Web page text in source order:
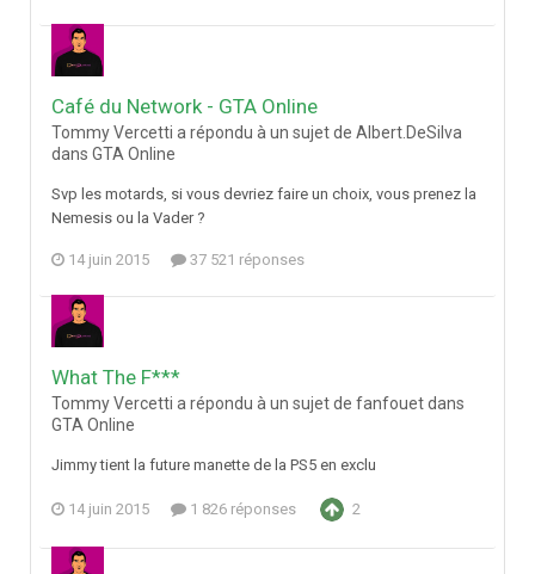
Café du Network - GTA Online
Tommy Vercetti a répondu à un sujet de Albert.DeSilva
dans GTA Online
Svp les motards, si vous devriez faire un choix, vous prenez la
Nemesis ou la Vader ?
14 juin 2015 37 521 réponses
What The F***
Tommy Vercetti a répondu à un sujet de fanfouet dans
GTA Online
Jimmy tient la future manette de la PS5 en exclu
14 juin 2015 1 826 réponses 2